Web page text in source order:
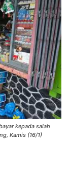
kepada salah
Kamis (16/1)